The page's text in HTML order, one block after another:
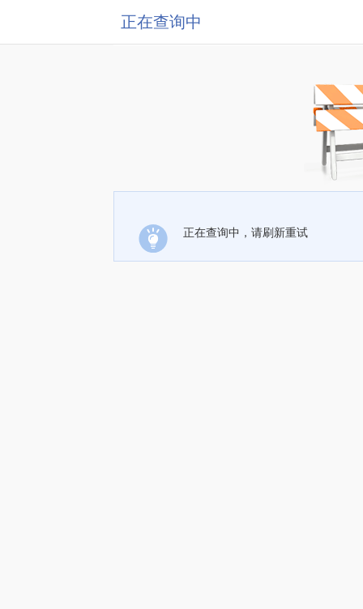
正在查询中
正在查询中，请刷新重试